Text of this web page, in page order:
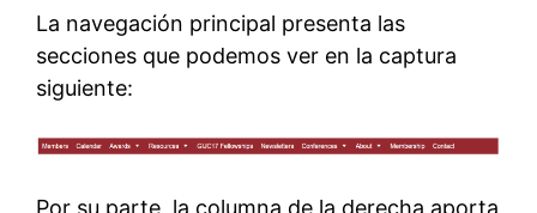
La navegación principal presenta las
secciones que podemos ver en la captura
siguiente:
Por su parte, la columna de la derecha aporta